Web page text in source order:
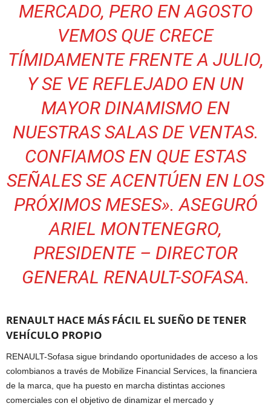
MERCADO, PERO EN AGOSTO
VEMOS QUE CRECE
TÍMIDAMENTE FRENTE A JULIO,
Y SE VE REFLEJADO EN UN
MAYOR DINAMISMO EN
NUESTRAS SALAS DE VENTAS.
CONFIAMOS EN QUE ESTAS
SEÑALES SE ACENTÚEN EN LOS
PRÓXIMOS MESES». ASEGURÓ
ARIEL MONTENEGRO,
PRESIDENTE – DIRECTOR
GENERAL RENAULT-SOFASA.
RENAULT HACE MÁS FÁCIL EL SUEÑO DE TENER
VEHÍCULO PROPIO
RENAULT-Sofasa sigue brindando oportunidades de acceso a los
colombianos a través de Mobilize Financial Services, la financiera
de la marca, que ha puesto en marcha distintas acciones
comerciales con el objetivo de dinamizar el mercado y